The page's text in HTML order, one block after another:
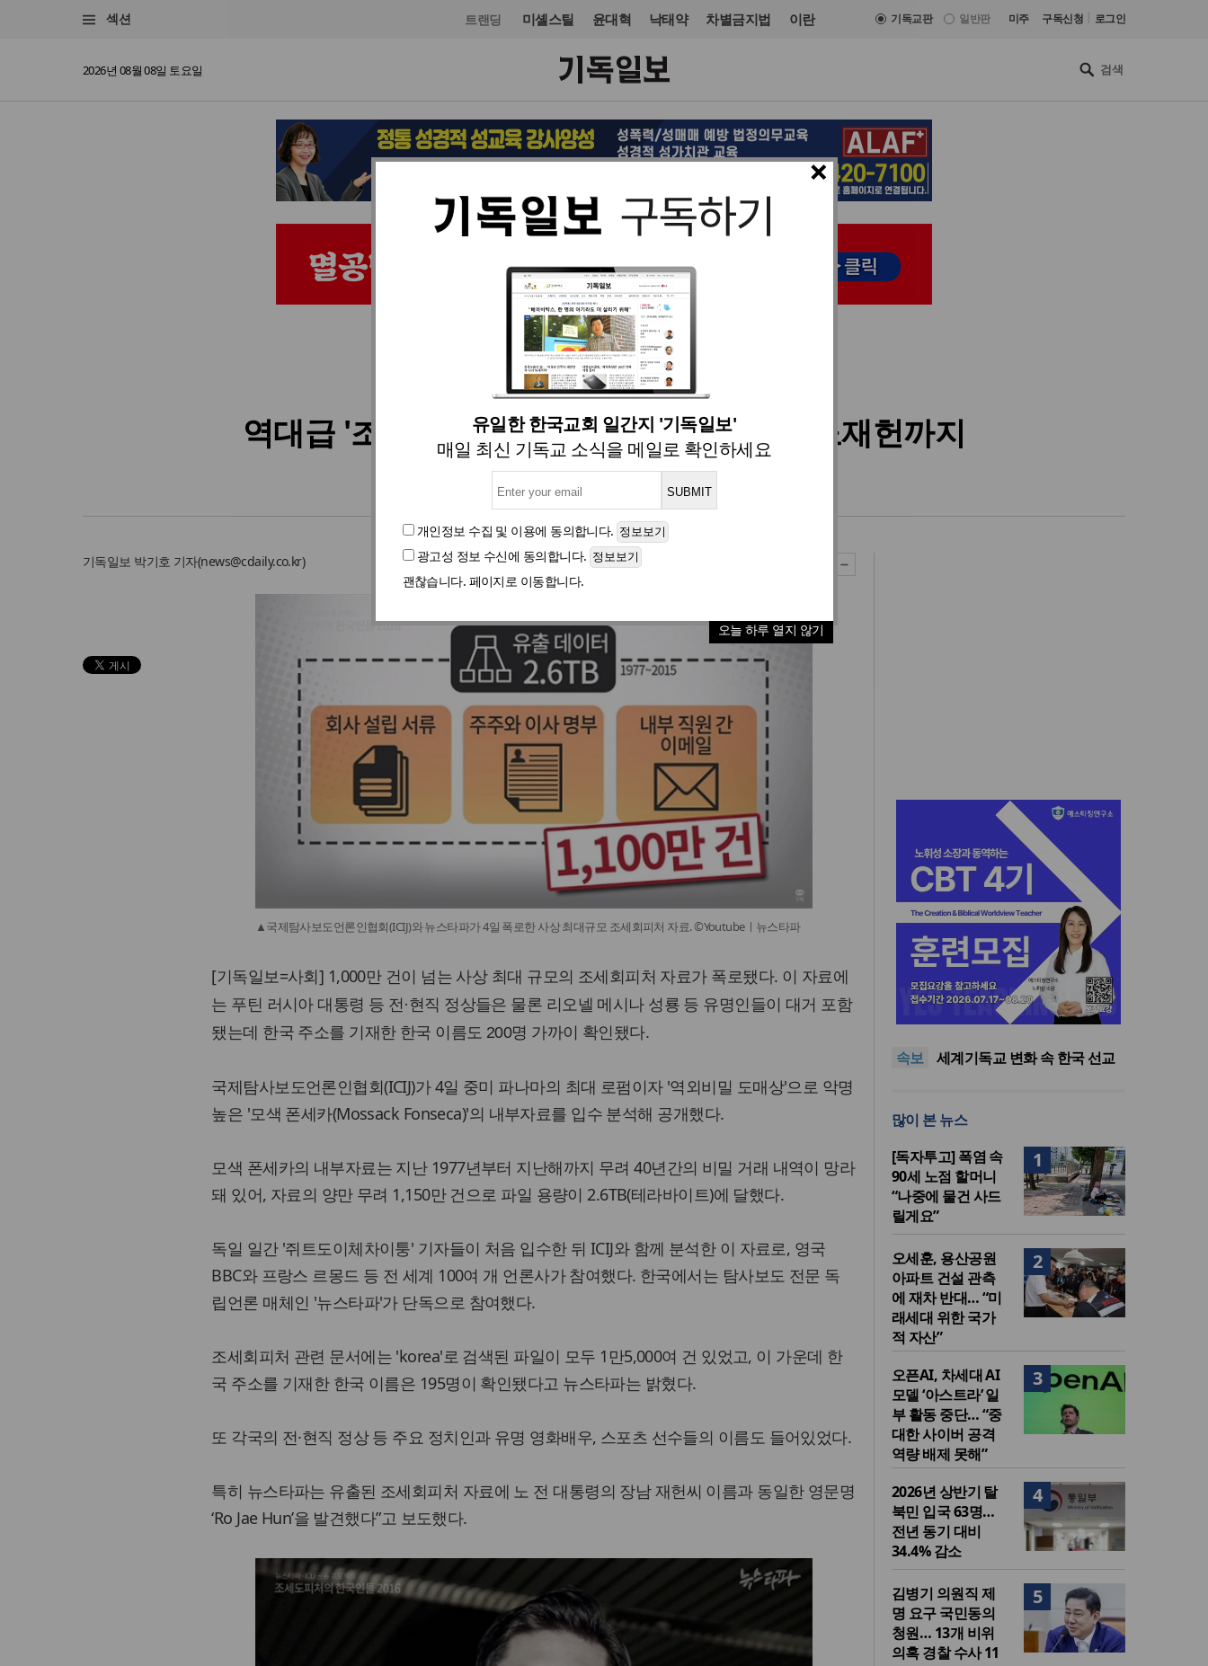
섹션 트랜딩 미셸스틸 윤대혁 낙태약 차별금지법 이란 기독교판 일반판 미주 구독신청 로그인
2026년 08월 08일 토요일
×
유일한 한국교회 일간지 '기독일보'
매일 최신 기독교 소식을 메일로 확인하세요
개인정보 수집 및 이용에 동의합니다.
광고성 정보 수신에 동의합니다.
괜찮습니다. 페이지로 이동합니다.
오늘 하루 열지 않기
국제기구 입력 2016. 04. 04 16:57
역대급 '조세회피자료' 공개…푸틴·메시에 노재헌까지
뉴스타파 "노재헌 씨, 조세회피처에 페이퍼컴퍼니 설립"
기독일보 박기호 기자(news@cdaily.co.kr)
▲국제탐사보도언론인협회(ICIJ)와 뉴스타파가 4일 폭로한 사상 최대규모 조세회피처 자료. ©Youtubeㅣ뉴스타파
[기독일보=사회] 1,000만 건이 넘는 사상 최대 규모의 조세회피처 자료가 폭로됐다. 이 자료에
는 푸틴 러시아 대통령 등 전·현직 정상들은 물론 리오넬 메시나 성룡 등 유명인들이 대거 포함
됐는데 한국 주소를 기재한 한국 이름도 200명 가까이 확인됐다.
국제탐사보도언론인협회(ICIJ)가 4일 중미 파나마의 최대 로펌이자 '역외비밀 도매상'으로 악명
높은 '모색 폰세카(Mossack Fonseca)'의 내부자료를 입수 분석해 공개했다.
모색 폰세카의 내부자료는 지난 1977년부터 지난해까지 무려 40년간의 비밀 거래 내역이 망라
돼 있어, 자료의 양만 무려 1,150만 건으로 파일 용량이 2.6TB(테라바이트)에 달했다.
독일 일간 '쥐트도이체차이퉁' 기자들이 처음 입수한 뒤 ICIJ와 함께 분석한 이 자료로, 영국
BBC와 프랑스 르몽드 등 전 세계 100여 개 언론사가 참여했다. 한국에서는 탐사보도 전문 독
립언론 매체인 '뉴스타파'가 단독으로 참여했다.
조세회피처 관련 문서에는 'korea'로 검색된 파일이 모두 1만5,000여 건 있었고, 이 가운데 한
국 주소를 기재한 한국 이름은 195명이 확인됐다고 뉴스타파는 밝혔다.
또 각국의 전·현직 정상 등 주요 정치인과 유명 영화배우, 스포츠 선수들의 이름도 들어있었다.
특히 뉴스타파는 유출된 조세회피처 자료에 노 전 대통령의 장남 재헌씨 이름과 동일한 영문명
‘Ro Jae Hun’을 발견했다”고 보도했다.
속보
[독자투고] 폭염 속 90세 노점
할머니 “나중에 물건 사드릴게
한동대 RISE사업단, 포항 죽도
발간
자기학 국제학술대회 ‘PIERS’
세계기독교 변화 속 한국 선교
위해 합심
할머니 “나중에 물건 사드릴게
한동대 RISE사업단, 포항 죽도
시장 담은 로컬 매거진 ‘포항집’
발간
많이 본 뉴스
1
[독자투고] 폭염 속
90세 노점 할머니
“나중에 물건 사드
릴게요”
2
오세훈, 용산공원
아파트 건설 관측
에 재차 반대… “미
래세대 위한 국가
적 자산”
3
오픈AI, 차세대 AI
모델 ‘아스트라’ 일
부 활동 중단… “중
대한 사이버 공격
역량 배제 못해”
4
2026년 상반기 탈
북민 입국 63명…
전년 동기 대비
34.4% 감소
5
김병기 의원직 제
명 요구 국민동의
청원… 13개 비위
의혹 경찰 수사 11